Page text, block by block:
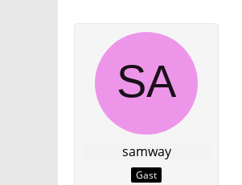
samway
Gast